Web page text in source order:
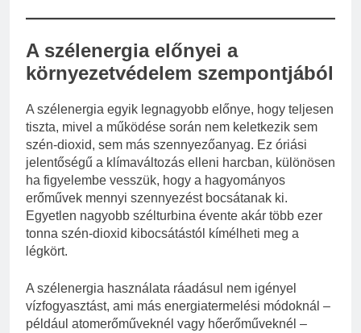
A szélenergia előnyei a
környezetvédelem szempontjából
A szélenergia egyik legnagyobb előnye, hogy teljesen
tiszta, mivel a működése során nem keletkezik sem
szén-dioxid, sem más szennyezőanyag. Ez óriási
jelentőségű a klímaváltozás elleni harcban, különösen
ha figyelembe vesszük, hogy a hagyományos
erőművek mennyi szennyezést bocsátanak ki.
Egyetlen nagyobb szélturbina évente akár több ezer
tonna szén-dioxid kibocsátástól kímélheti meg a
légkört.
A szélenergia használata ráadásul nem igényel
vízfogyasztást, ami más energiatermelési módoknál –
például atomerőműveknél vagy hőerőműveknél –